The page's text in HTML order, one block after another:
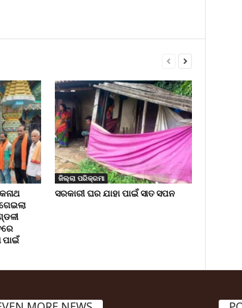
ପାଇଁ
ଜିଲ୍ଲା ପରିକ୍ରମା
ସରକାରୀ ଘର ଯାହା ପାଇଁ ସାତ ସପନ